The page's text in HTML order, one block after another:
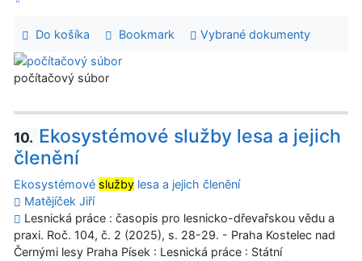
Do košíka Bookmark Vybrané dokumenty
počítačový súbor
10. Ekosystémové služby lesa a jejich
členění
Ekosystémové služby lesa a jejich členění
Matějíček Jiří
Lesnická práce : časopis pro lesnicko-dřevařskou vědu a
praxi. Roč. 104, č. 2 (2025), s. 28-29. - Praha Kostelec nad
Černými lesy Praha Písek : Lesnická práce : Státní